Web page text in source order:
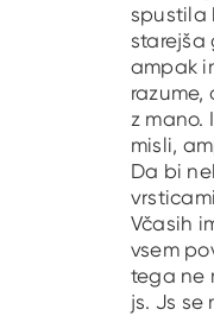
spustila
starejša
ampak
razume,
z mano.
misli,
Da bi
Včasih
vsem
tega ne
js. Js se